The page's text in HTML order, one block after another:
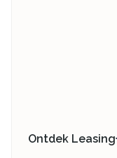
Ontdek Leasing